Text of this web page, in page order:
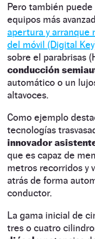
Pero también
equipos más
apertura y arranque
del móvil (Digital
sobre el parabrisas
conducción
automático o un
altavoces.
Como ejemplo
tecnologías
innovador
que es capaz de
metros recorridos y
atrás de forma
conductor.
La gama inicial de
tres o cuatro